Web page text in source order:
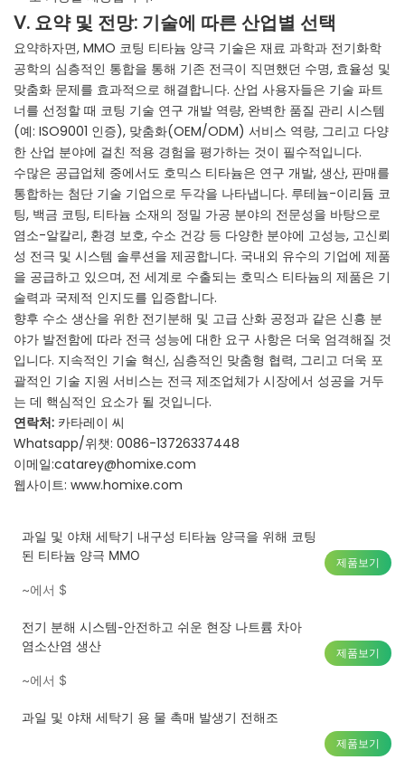
V. 요약 및 전망: 기술에 따른 산업별 선택
요약하자면, MMO 코팅 티타늄 양극 기술은 재료 과학과 전기화학
공학의 심층적인 통합을 통해 기존 전극이 직면했던 수명, 효율성 및
맞춤화 문제를 효과적으로 해결합니다. 산업 사용자들은 기술 파트
너를 선정할 때 코팅 기술 연구 개발 역량, 완벽한 품질 관리 시스템
(예: ISO9001 인증), 맞춤화(OEM/ODM) 서비스 역량, 그리고 다양
한 산업 분야에 걸친 적용 경험을 평가하는 것이 필수적입니다.
수많은 공급업체 중에서도 호믹스 티타늄은 연구 개발, 생산, 판매를
통합하는 첨단 기술 기업으로 두각을 나타냅니다. 루테늄-이리듐 코
팅, 백금 코팅, 티타늄 소재의 정밀 가공 분야의 전문성을 바탕으로
염소-알칼리, 환경 보호, 수소 건강 등 다양한 분야에 고성능, 고신뢰
성 전극 및 시스템 솔루션을 제공합니다. 국내외 유수의 기업에 제품
을 공급하고 있으며, 전 세계로 수출되는 호믹스 티타늄의 제품은 기
술력과 국제적 인지도를 입증합니다.
향후 수소 생산을 위한 전기분해 및 고급 산화 공정과 같은 신흥 분
야가 발전함에 따라 전극 성능에 대한 요구 사항은 더욱 엄격해질 것
입니다. 지속적인 기술 혁신, 심층적인 맞춤형 협력, 그리고 더욱 포
괄적인 기술 지원 서비스는 전극 제조업체가 시장에서 성공을 거두
는 데 핵심적인 요소가 될 것입니다.
연락처: 카타레이 씨
Whatsapp/위챗: 0086-13726337448
이메일:catarey@homixe.com
웹사이트: www.homixe.com
과일 및 야채 세탁기 내구성 티타늄 양극을 위해 코팅
된 티타늄 양극 MMO
~에서 $
제품보기
전기 분해 시스템-안전하고 쉬운 현장 나트륨 차아
염소산염 생산
~에서 $
제품보기
과일 및 야채 세탁기 용 물 촉매 발생기 전해조
제품보기